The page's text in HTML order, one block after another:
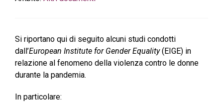
Si riportano qui di seguito alcuni studi condotti
dall’European Institute for Gender Equality(EIGE) in
relazione al fenomeno della violenza contro le donne
durante la pandemia.
In particolare: